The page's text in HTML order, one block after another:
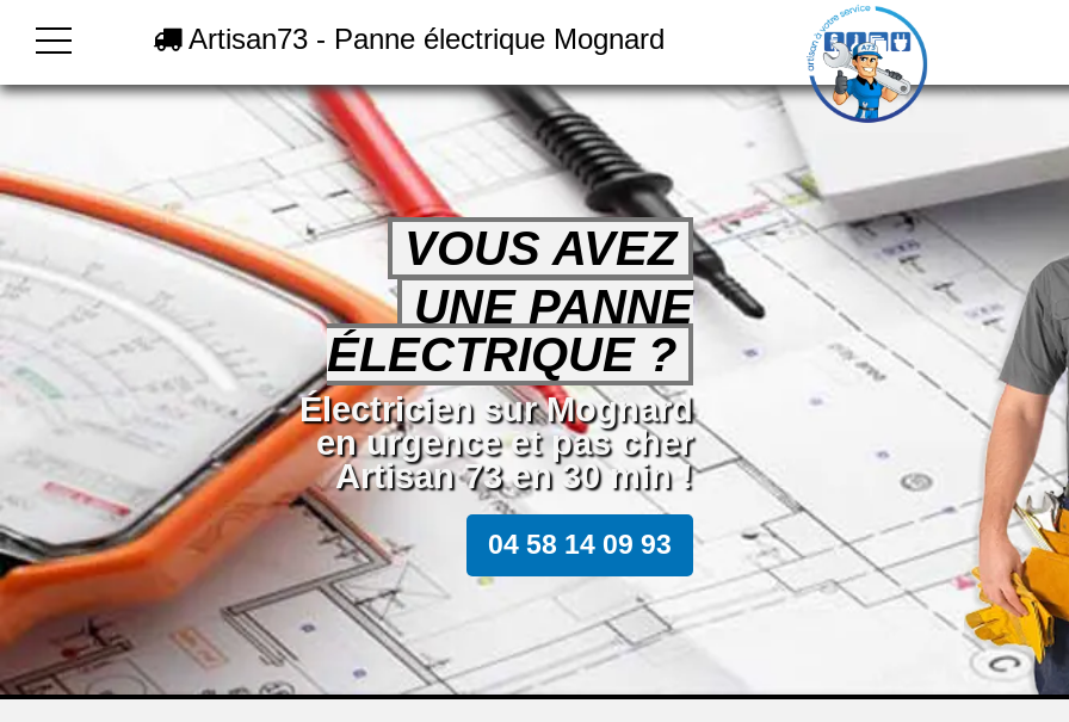
Artisan73 - Panne électrique Mognard
VOUS AVEZ
UNE PANNE
ÉLECTRIQUE ?
Électricien sur Mognard
en urgence et pas cher
Artisan 73 en 30 min !
04 58 14 09 93